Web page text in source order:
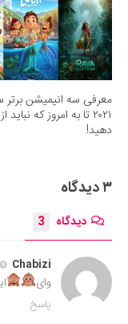
معرفی سه انیمیشن برتر
۲۰۲۱ تا به امروز که
دهید!
۳ دیدگاه
دیدگاه 3
Chabizi
وای
پاسخ